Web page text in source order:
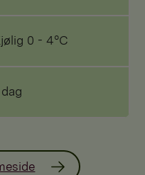
0 - 4°C
dag